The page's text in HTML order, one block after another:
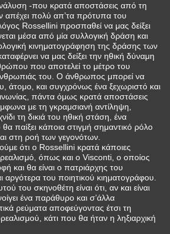
-που κρατά αποστάσεις από τη
απέχει πολύ απ’τα πρότυπα του
Rossellini προσπαθεί να μας δείξει
μέσα από μία συλλογική δράση και
κινηματογράφηση της δράσης των
να μας δείξει την ηθική δύναμη
που αποτελεί το μέτρο του
του. Ο άνθρωπος μπορεί να
άτομο, και συγχρόνως ένα ξεχωριστό και
πάντα όμως κρατά αποστάσεις
με τη γκραμσιανή αντίληψη,
τη δικιά του ηθική στάση, ένα
παίξει κάποια στιγμή σημαντικό ρόλο
στη ροή των γεγονότων.
ότι ο Rossellini κρατά κάποιες
όπως και ο Visconti, ο οποίος
και θα είναι ο πατριάρχης του
αργότερα του ποιητικού κιηματογράφου.
του σκηνοθέτη είναι ότι, αν και είναι
ένα παράθυρο και σ’άλλα
ρεύματα αποφεύγοντας έτσι τη
κάτι που θα ήταν η ληξιαρχική